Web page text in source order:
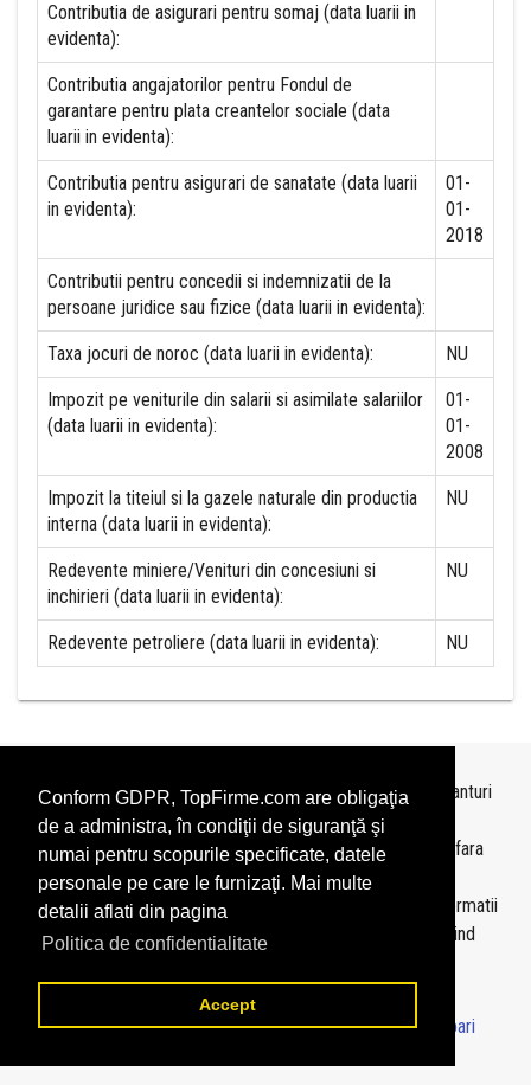
Conform GDPR, TopFirme.com are obligaţia
de a administra, în condiţii de siguranţă şi
numai pentru scopurile specificate, datele
personale pe care le furnizaţi. Mai multe
detalii aflati din pagina
Politica de confidentialitate
Accept
Contributia de asigurari pentru somaj (data luarii in
evidenta):
Contributia angajatorilor pentru Fondul de
garantare pentru plata creantelor sociale (data
luarii in evidenta):
Contributia pentru asigurari de sanatate (data luarii
in evidenta):
01-
01-
2018
Contributii pentru concedii si indemnizatii de la
persoane juridice sau fizice (data luarii in evidenta):
Taxa jocuri de noroc (data luarii in evidenta): NU
Impozit pe veniturile din salarii si asimilate salariilor
(data luarii in evidenta):
01-
01-
2008
Impozit la titeiul si la gazele naturale din productia
interna (data luarii in evidenta):
NU
Redevente miniere/Venituri din concesiuni si
inchirieri (data luarii in evidenta):
NU
Redevente petroliere (data luarii in evidenta): NU
Topurile sunt realizate deTopFirmepe baza ultimelor bilanturi
depuse si au scop informativ.
Este interzisa folosirea topurilor fara acordul TopFirme si fara
precizarea sursei.
Daca doriti sa achizitionati
sau informatii
despre agentii economici va rugam sa ne contactati folosind
© 2026 - TopFirme -Termeni si conditii-Contact-Intrebari